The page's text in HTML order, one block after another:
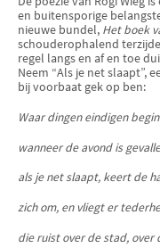
en buitensporige
nieuwe bundel, Het boek
schouderophalend
regel langs en af en toe
Neem “Als je net slaapt”,
bij voorbaat gek op ben:
Waar dingen eindigen
wanneer de avond is
als je net slaapt, keert de
zich om, en vliegt er
die ruist over de stad, over